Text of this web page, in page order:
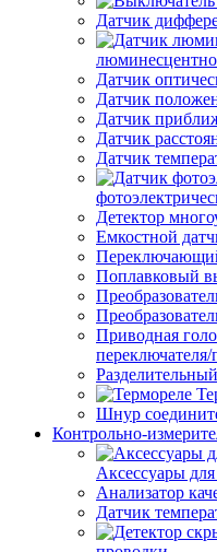
Датчик
Датчик
Датчик
Датчик
Датчик
Датчик
Детектор
Емкостной
Поплавковый
Приводная
Шнур
Контрольно-
Аксессуары
Анализатор
Датчик